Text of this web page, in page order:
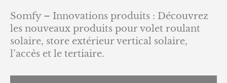
Somfy – Innovations produits : Découvrez
les nouveaux produits pour volet roulant
solaire, store extérieur vertical solaire,
l’accès et le tertiaire.